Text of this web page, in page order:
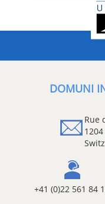
DOMUNI
Rue
+41 (0)22 561 84